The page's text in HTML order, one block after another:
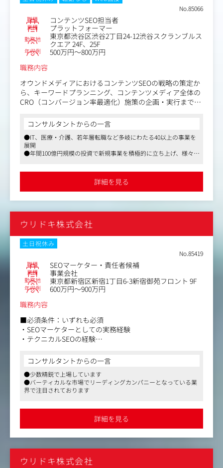
No.85066
職種 コンテンツSEO担当者
業種 プラットフォーマー
勤務地
東京都渋谷区渋谷2丁目24-12渋谷スクランブルス
クエア 24F、25F
年収例
500万円～800万円
職務内容
オウンドメディアにおけるコンテンツSEOの戦略の策定か
ら、キーワードプランニング、コンテンツメディア全体の
CRO（コンバージョン率最適化）施策の企画・実行まで、
コンテンツ単体のクオリティ管理にとどまらず、プロダク
ト開発（エンジニア・デザイナー）と連携した機能改善
や、メディア全体の検索トラフィック・CV最大化に責任を
持っていただきます。
-事業目標（CV・売上）から逆算した、メディア全体のSE
O戦略および中長期のキーワード戦略設計
-ユーザーの検索意図やUX、専門性を踏まえたコンテンツ
レビュー・クオリティの最終ジャッジ
-ライター（外部パートナー等）へのフィードバック、レギ
ュレーション（品質ガイドライン）のアップデート
-AIライティングのプロンプト設計や、ホワイトペーパー等
のUX設計
・プロダクト改善・CRO（開発連携）
-ユーザー行動データ・検索意図の分析に基づく、サイト
全体のコンバージョン動線（構造・UI/UX）の設計
-エンジニアやデザイナーと連携した、サイト表示速度改
善、構造化データ対応、新規機能（ツール・診断コンテン
ツ等）の実装・ディレクション
-記事単体～コンテンツメディア全体でのABテストやヒー
コンサルタントからの一言
●IT、医療・介護、若年層転職など多岐にわたる40以上の事業を
展開
●年間100億円規模の投資で新規事業を積極的に立ち上げ、様々な
詳細を見る
ウリドキ株式会社
土日祝休み
No.85419
職種 SEOマーケター・責任者候補
業種 事業会社
勤務地 東京都新宿区新宿1丁目6-3新宿御苑フロント 9F
年収例
600万円～900万円
職務内容
■必須条件：いずれも必須
・SEOマーケターとしての実務経験
・テクニカルSEOの経験
析経験
・AIツールにおいて複雑な指示（条件指定、役割付与、数
段階の命令）を使いこなし、期待通りの成果物を安定して
出せるスキル
・ECやプラットフォームの運営に携わってきたご経験
・Ahrefs、SEMRUSH、similarwebなどを用いたマーケテ
・開発ディレクションやプロジェクトマネジメントの経験
コンサルタントからの一言
●少数精鋭で上場しています
●バーティカルな市場でリーディングカンパニーとなっている業
界で注目されております
詳細を見る
ウリドキ株式会社